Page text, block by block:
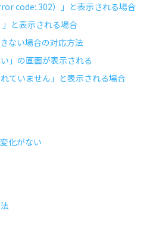
code: 302）」と表示される場合
と表示される場合
ない場合の対応方法
」の画面が表示される
ていません」と表示される場合
化がない